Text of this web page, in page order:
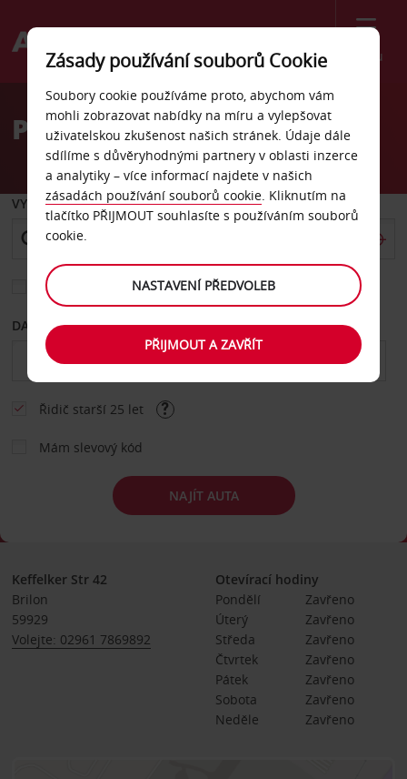
Menu
Welcome
AvisPronájem auta Brilon
VYZVEDNOUT Z
Vyberte si jiné místo vrácení
DATUM OD DATUM DO
Řidič starší 25 let
Mám slevový kód
NAJÍT AUTA
Keffelker Str 42
Brilon
59929
Volejte: 02961 7869892
Otevírací hodiny
Pondělí
Zavřeno
Úterý
Zavřeno
Středa
Zavřeno
Čtvrtek
Zavřeno
Pátek
Zavřeno
Sobota
Zavřeno
Neděle
Zavřeno
Zásady používání souborů Cookie
Soubory cookie používáme proto, abychom vám
mohli zobrazovat nabídky na míru a vylepšovat
uživatelskou zkušenost našich stránek. Údaje dále
sdílíme s důvěryhodnými partnery v oblasti inzerce
a analytiky – více informací najdete v našich
zásadách používání souborů cookie. Kliknutím na
tlačítko PŘIJMOUT souhlasíte s používáním souborů
cookie.
NASTAVENÍ PŘEDVOLEB
PŘIJMOUT A ZAVŘÍT